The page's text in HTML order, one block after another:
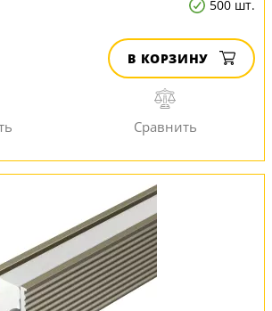
500 шт.
В КОРЗИНУ